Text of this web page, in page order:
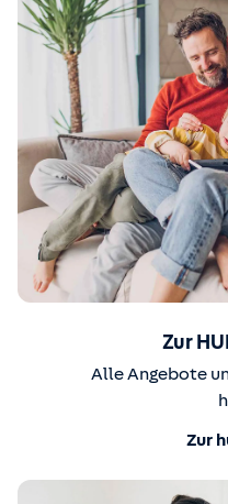
Zur
Alle Angebote
Zur